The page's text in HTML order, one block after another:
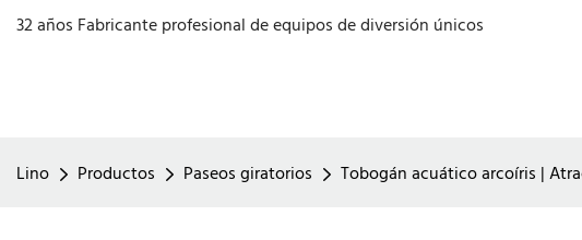
32 años Fabricante profesional de equipos de diversión únicos
Lino Productos Paseos giratorios Tobogán acuático arcoíris |